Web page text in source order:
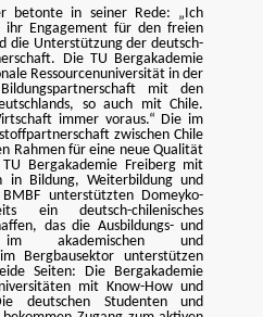
betonte in seiner Rede: „Ich
Engagement für den freien
die Unterstützung der deutsch-
Die TU Bergakademie
Ressourcenuniversität in der
mit den
so auch mit Chile.
immer voraus.“ Die im
zwischen Chile
Rahmen für eine neue Qualität
Bergakademie Freiberg mit
in Bildung, Weiterbildung und
unterstützten Domeyko-
ein deutsch-chilenisches
das die Ausbildungs- und
im akademischen und
Bergbausektor unterstützen
Seiten: Die Bergakademie
mit Know-How und
deutschen Studenten und